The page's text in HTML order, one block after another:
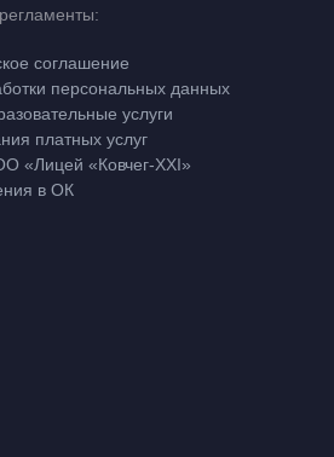
соглашение
персональных данных
услуги
платных услуг
«Лицей «Ковчег-XXI»
в ОК